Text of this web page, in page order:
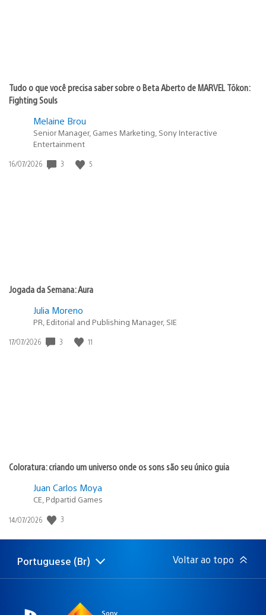
Tudo o que você precisa saber sobre o Beta Aberto de MARVEL Tōkon:
Fighting Souls
Melaine Brou
Senior Manager, Games Marketing, Sony Interactive
Entertainment
Data
16/07/2026 3 5
Jogada da Semana: Aura
Julia Moreno
PR, Editorial and Publishing Manager, SIE
Data
17/07/2026 3 11
Coloratura: criando um universo onde os sons são seu único guia
Juan Carlos Moya
CE, Pdpartid Games
Data
publicação:
14/07/2026 3
Selecione
Região
Portuguese (Br) Voltar ao topo
Sony